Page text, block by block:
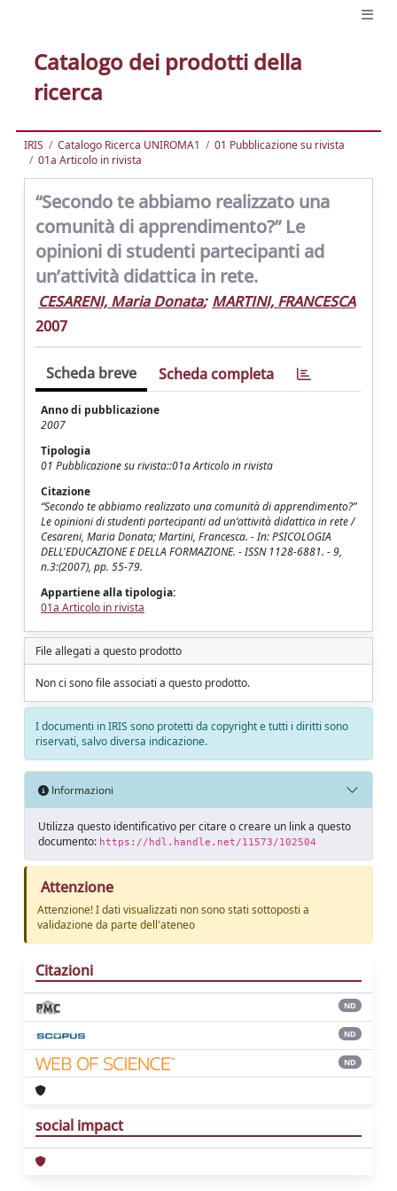
Catalogo dei prodotti della
ricerca
IRIS Catalogo Ricerca UNIROMA1
01 Pubblicazione su rivista
01a Articolo in rivista
“Secondo te abbiamo realizzato una
comunità di apprendimento?” Le
opinioni di studenti partecipanti ad
un’attività didattica in rete.
CESARENI, Maria Donata; MARTINI, FRANCESCA
2007
Scheda breve Scheda completa
Anno di pubblicazione
2007
Tipologia
01 Pubblicazione su rivista::01a Articolo in rivista
Citazione
“Secondo te abbiamo realizzato una comunità di apprendimento?”
Le opinioni di studenti partecipanti ad un’attività didattica in rete /
Cesareni, Maria Donata; Martini, Francesca. - In: PSICOLOGIA
DELL'EDUCAZIONE E DELLA FORMAZIONE. - ISSN 1128-6881. - 9,
n.3:(2007), pp. 55-79.
Appartiene alla tipologia:
01a Articolo in rivista
File allegati a questo prodotto
Non ci sono file associati a questo prodotto.
I documenti in IRIS sono protetti da copyright e tutti i diritti sono
riservati, salvo diversa indicazione.
Informazioni
Utilizza questo identificativo per citare o creare un link a questo
documento: https://hdl.handle.net/11573/102504
Attenzione
Attenzione! I dati visualizzati non sono stati sottoposti a
validazione da parte dell'ateneo
Citazioni
ND
ND
ND
social impact